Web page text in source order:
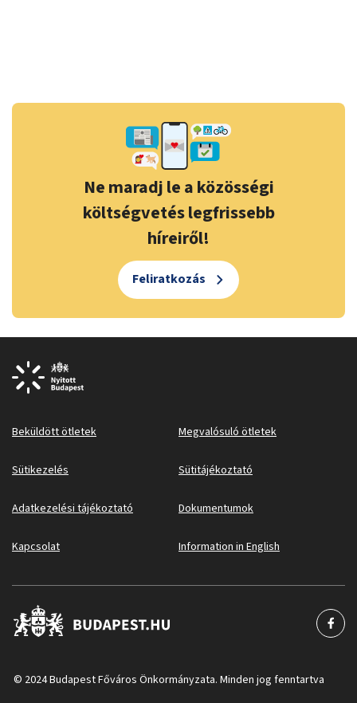
Ne maradj le a közösségi
költségvetés legfrissebb
híreiről!
Feliratkozás
Beküldött ötletek Megvalósuló ötletek
Sütikezelés Sütitájékoztató
Adatkezelési tájékoztató Dokumentumok
Kapcsolat Information in English
© 2024 Budapest Főváros Önkormányzata. Minden jog fenntartva